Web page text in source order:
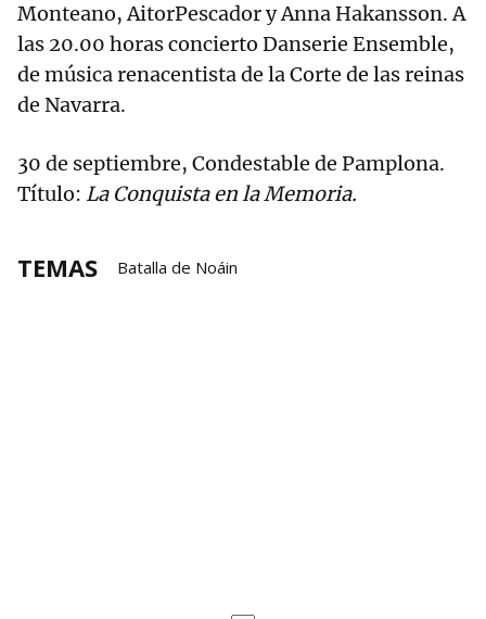
Monteano, AitorPescador y Anna Hakansson. A
las 20.00 horas concierto Danserie Ensemble,
de música renacentista de la Corte de las reinas
de Navarra.
30 de septiembre, Condestable de Pamplona.
Título: La Conquista en la Memoria.
TEMAS Batalla de Noáin